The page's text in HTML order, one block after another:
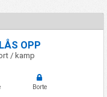
LÅS OPP
/ kamp
Borte